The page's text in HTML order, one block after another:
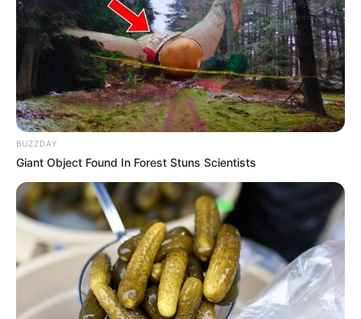
Cayó por quinta vez a alias
César en el norte del
Tolima
Capturado en Chaparral
llevado base de coca y
cartuchos para revolver
FUGA DE PRESOS
BUZZDAY
Giant Object Found In Forest Stuns Scientists